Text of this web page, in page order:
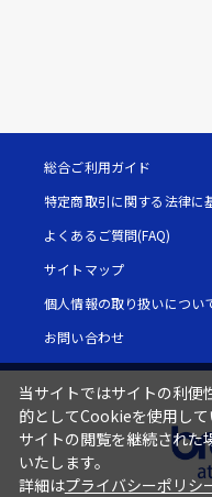
総合ご利用ガイド
特定商取引に関する法律に
よくあるご質問(FAQ)
サイトマップ
個人情報の取り扱いについ
お問い合わせ
当サイトではサイトの利便
的としてCookieを使用して
サイトの閲覧を継続され
いたします。
詳細はプライバシーポリシ